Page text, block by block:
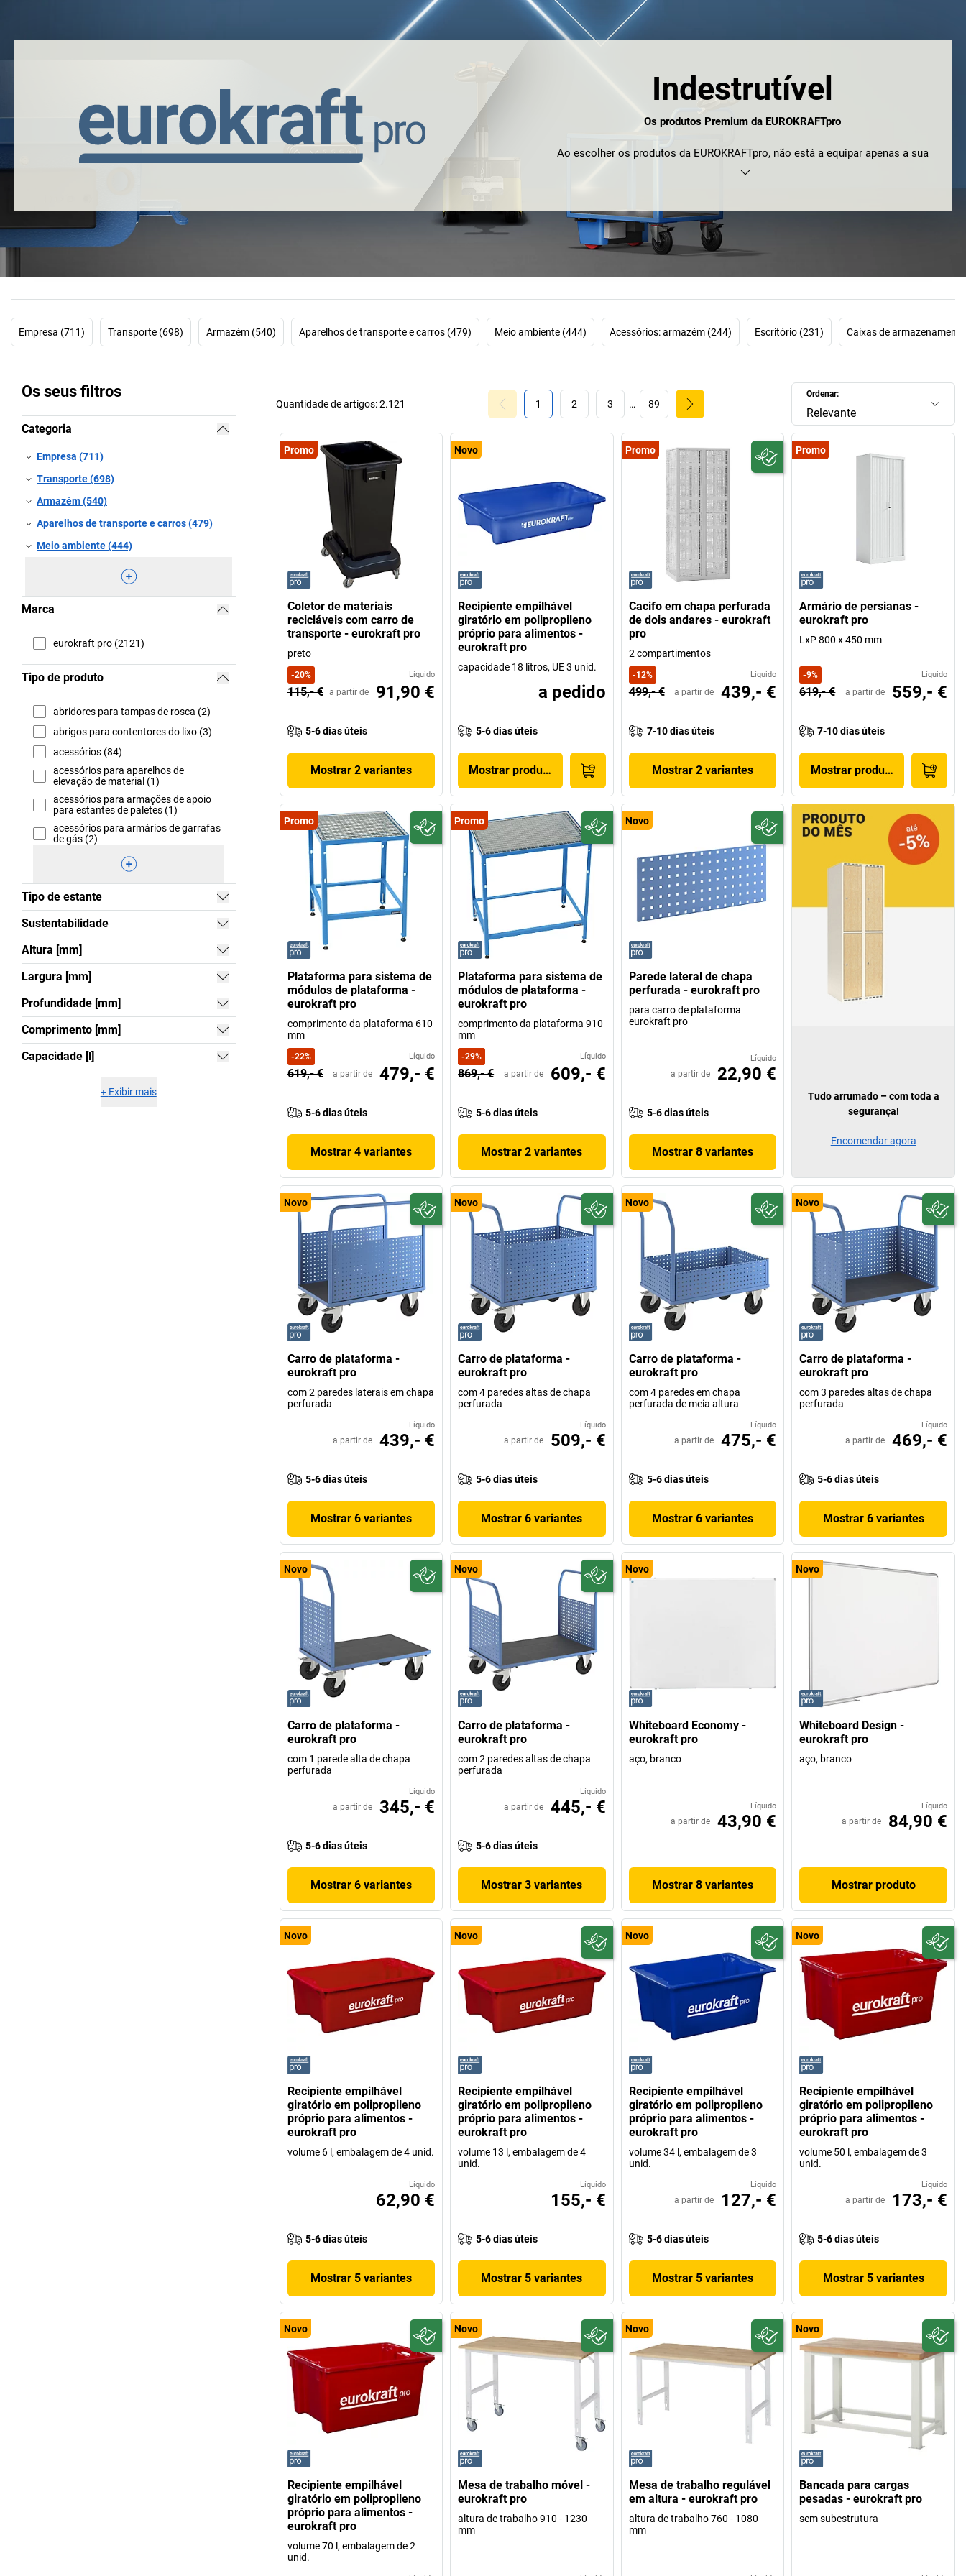
Indestrutível
Os produtos Premium da EUROKRAFTpro
Ao escolher os produtos da EUROKRAFTpro, não está a equipar apenas a sua
empresa. Está efetivamente a modernizá-la. Opte por elevada qualidade e
caminho de um dia de trabalho bem-sucedido. Escolha EUROKRAFTpro.
Get. Work. Done.
Empresa (711) Transporte (698) Armazém (540) Aparelhos de transporte e carros (479) Meio ambiente (444) Acessórios: armazém (244) Escritório (231) Caixas de
Os seus filtros
Categoria
Empresa (711)
Transporte (698)
Armazém (540)
Aparelhos de transporte e carros (479)
Meio ambiente (444)
Marca
eurokraft pro (2121)
Tipo de produto
abridores para tampas de rosca (2)
abrigos para contentores do lixo (3)
acessórios (84)
acessórios para aparelhos de
elevação de material (1)
acessórios para armações de apoio
para estantes de paletes (1)
acessórios para armários de garrafas
de gás (2)
Tipo de estante
Sustentabilidade
Altura [mm]
Largura [mm]
Profundidade [mm]
Comprimento [mm]
Capacidade [l]
+ Exibir mais
Ordenar:
Relevante
1 2 3 … 89
Quantidade de artigos:2.121
Promo
Coletor de materiais
recicláveis com carro de
transporte - eurokraft pro
preto
-20% Líquido
115,- € a partir de 91,90 €
5-6 dias úteis
Mostrar 2 variantes
Novo
Recipiente empilhável
giratório em polipropileno
próprio para alimentos -
eurokraft pro
capacidade 18 litros, UE 3 unid.
a pedido
5-6 dias úteis
Mostrar produto
Promo
Cacifo em chapa perfurada
de dois andares - eurokraft
pro
2 compartimentos
-12% Líquido
499,- € a partir de 439,- €
7-10 dias úteis
Mostrar 2 variantes
Promo
Armário de persianas -
eurokraft pro
LxP 800 x 450 mm
-9% Líquido
619,- € a partir de 559,- €
7-10 dias úteis
Mostrar produto
Promo
Plataforma para sistema de
módulos de plataforma -
eurokraft pro
comprimento da plataforma 610
mm
-22% Líquido
619,- € a partir de 479,- €
5-6 dias úteis
Mostrar 4 variantes
Promo
Plataforma para sistema de
módulos de plataforma -
eurokraft pro
comprimento da plataforma 910
mm
-29% Líquido
869,- € a partir de 609,- €
5-6 dias úteis
Mostrar 2 variantes
Novo
Parede lateral de chapa
perfurada - eurokraft pro
para carro de plataforma
eurokraft pro
Líquido
a partir de 22,90 €
5-6 dias úteis
Mostrar 8 variantes
Novo
Carro de plataforma -
eurokraft pro
com 2 paredes laterais em chapa
perfurada
Líquido
a partir de 439,- €
5-6 dias úteis
Mostrar 6 variantes
Novo
Carro de plataforma -
eurokraft pro
com 4 paredes altas de chapa
perfurada
Líquido
a partir de 509,- €
5-6 dias úteis
Mostrar 6 variantes
Novo
Carro de plataforma -
eurokraft pro
com 4 paredes em chapa
perfurada de meia altura
Líquido
a partir de 475,- €
5-6 dias úteis
Mostrar 6 variantes
Novo
Carro de plataforma -
eurokraft pro
com 3 paredes altas de chapa
perfurada
Líquido
a partir de 469,- €
5-6 dias úteis
Mostrar 6 variantes
Novo
Carro de plataforma -
eurokraft pro
com 1 parede alta de chapa
perfurada
Líquido
a partir de 345,- €
5-6 dias úteis
Mostrar 6 variantes
Novo
Carro de plataforma -
eurokraft pro
com 2 paredes altas de chapa
perfurada
Líquido
a partir de 445,- €
5-6 dias úteis
Mostrar 3 variantes
Novo
Whiteboard Economy -
eurokraft pro
aço, branco
Líquido
a partir de 43,90 €
Mostrar 8 variantes
Novo
Whiteboard Design -
eurokraft pro
aço, branco
Líquido
a partir de 84,90 €
Mostrar produto
Novo
Recipiente empilhável
giratório em polipropileno
próprio para alimentos -
eurokraft pro
volume 6 l, embalagem de 4 unid.
Líquido
62,90 €
5-6 dias úteis
Mostrar 5 variantes
Novo
Recipiente empilhável
giratório em polipropileno
próprio para alimentos -
eurokraft pro
volume 13 l, embalagem de 4
unid.
Líquido
155,- €
5-6 dias úteis
Mostrar 5 variantes
Novo
Recipiente empilhável
giratório em polipropileno
próprio para alimentos -
eurokraft pro
volume 34 l, embalagem de 3
unid.
Líquido
a partir de 127,- €
5-6 dias úteis
Mostrar 5 variantes
Novo
Recipiente empilhável
giratório em polipropileno
próprio para alimentos -
eurokraft pro
volume 50 l, embalagem de 3
unid.
Líquido
a partir de 173,- €
5-6 dias úteis
Mostrar 5 variantes
Novo
Recipiente empilhável
giratório em polipropileno
próprio para alimentos -
eurokraft pro
volume 70 l, embalagem de 2
unid.
Novo
Mesa de trabalho móvel -
eurokraft pro
altura de trabalho 910 - 1230
mm
Novo
Mesa de trabalho regulável
em altura - eurokraft pro
altura de trabalho 760 - 1080
mm
Novo
Bancada para cargas
pesadas - eurokraft pro
sem subestrutura
Tudo arrumado – com toda a
segurança!
Encomendar agora